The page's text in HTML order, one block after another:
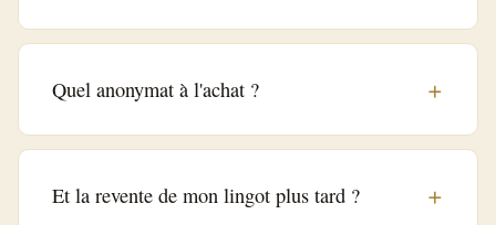
Quel anonymat à l'achat ?
Et la revente de mon lingot plus tard ?